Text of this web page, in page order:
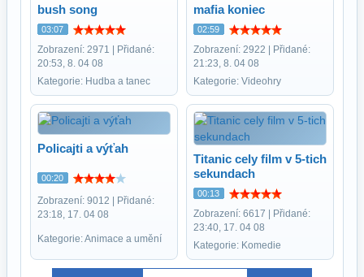
bush song
03:07
Zobrazení: 2971 | Přidané:
20:53, 8. 04 08
Kategorie: Hudba a tanec
mafia koniec
02:59
Zobrazení: 2922 | Přidané:
21:23, 8. 04 08
Kategorie: Videohry
Policajti a výťah
00:20
Zobrazení: 9012 | Přidané:
23:18, 17. 04 08
Kategorie: Animace a umění
Titanic cely film v 5-tich
sekundach
00:13
Zobrazení: 6617 | Přidané:
23:40, 17. 04 08
Kategorie: Komedie